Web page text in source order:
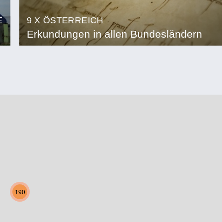
9 X ÖSTERREICH
Erkundungen in allen Bundesländern
190